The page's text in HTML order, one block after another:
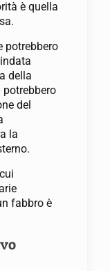
è quella
potrebbero
della
del
la
fabbro è